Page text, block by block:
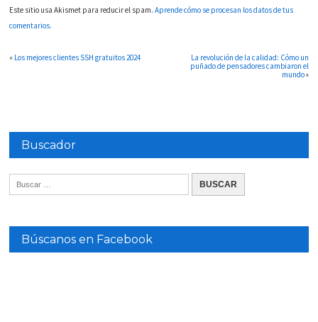
Este sitio usa Akismet para reducir el spam.Aprende cómo se procesan los datos de tus
comentarios.
« Los mejores clientes SSH gratuitos 2024
La revolución de la calidad: Cómo un
puñado de pensadores cambiaron el
mundo»
Buscador
Búscanos en Facebook